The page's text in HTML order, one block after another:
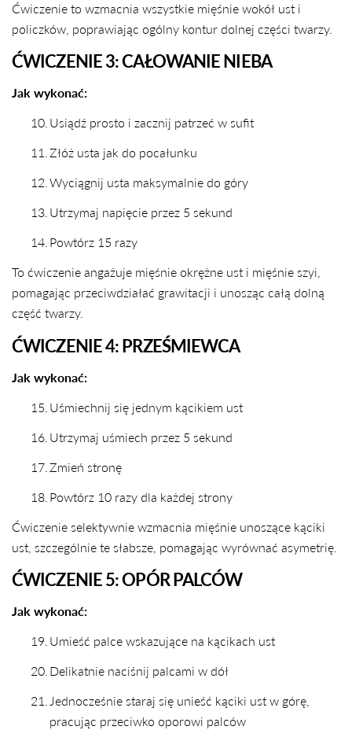
Ćwiczenie to wzmacnia wszystkie mięśnie wokół ust i
policzków, poprawiając ogólny kontur dolnej części twarzy.
ĆWICZENIE 3: CAŁOWANIE NIEBA
Jak wykonać:
10. Usiądź prosto i zacznij patrzeć w sufit
11. Złóż usta jak do pocałunku
12. Wyciągnij usta maksymalnie do góry
13. Utrzymaj napięcie przez 5 sekund
14. Powtórz 15 razy
To ćwiczenie angażuje mięśnie okrężne ust i mięśnie szyi,
pomagając przeciwdziałać grawitacji i unosząc całą dolną
część twarzy.
ĆWICZENIE 4: PRZEŚMIEWCA
Jak wykonać:
15. Uśmiechnij się jednym kącikiem ust
16. Utrzymaj uśmiech przez 5 sekund
17. Zmień stronę
18. Powtórz 10 razy dla każdej strony
Ćwiczenie selektywnie wzmacnia mięśnie unoszące kąciki
ust, szczególnie te słabsze, pomagając wyrównać asymetrię.
ĆWICZENIE 5: OPÓR PALCÓW
Jak wykonać:
19. Umieść palce wskazujące na kącikach ust
20. Delikatnie naciśnij palcami w dół
21. Jednocześnie staraj się unieść kąciki ust w górę,
pracując przeciwko oporowi palców